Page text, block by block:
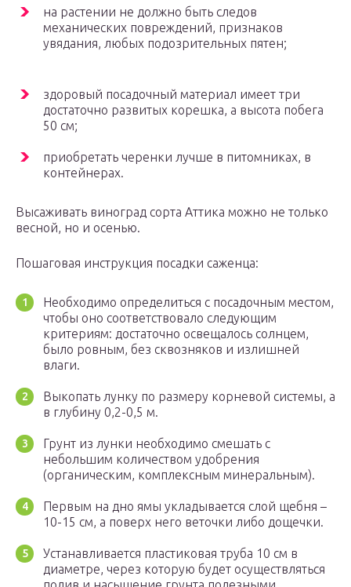
на растении не должно быть следов
механических повреждений, признаков
увядания, любых подозрительных пятен;
здоровый посадочный материал имеет три
достаточно развитых корешка, а высота побега
50 см;
приобретать черенки лучше в питомниках, в
контейнерах.
Высаживать виноград сорта Аттика можно не только
весной, но и осенью.
Пошаговая инструкция посадки саженца:
Необходимо определиться с посадочным местом,
чтобы оно соответствовало следующим
критериям: достаточно освещалось солнцем,
было ровным, без сквозняков и излишней
влаги.
Выкопать лунку по размеру корневой системы, а
в глубину 0,2-0,5 м.
Грунт из лунки необходимо смешать с
небольшим количеством удобрения
(органическим, комплексным минеральным).
Первым на дно ямы укладывается слой щебня –
10-15 см, а поверх него веточки либо дощечки.
Устанавливается пластиковая труба 10 см в
диаметре, через которую будет осуществляться